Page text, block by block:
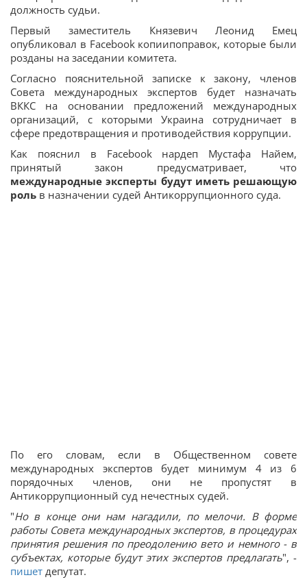
должность судьи.
Первый заместитель Князевич Леонид Емец
опубликовал в Facebook копиипоправок, которые были
розданы на заседании комитета.
Согласно пояснительной записке к закону, членов
Совета международных экспертов будет назначать
ВККС на основании предложений международных
организаций, с которыми Украина сотрудничает в
сфере предотвращения и противодействия коррупции.
Как пояснил в Facebook нардеп Мустафа Найем,
принятый закон предусматривает, что
международные эксперты будут иметь решающую
роль в назначении судей Антикоррупционного суда.
По его словам, если в Общественном совете
международных экспертов будет минимум 4 из 6
порядочных членов, они не пропустят в
Антикоррупционный суд нечестных судей.
"Но в конце они нам нагадили, по мелочи. В форме
работы Совета международных экспертов, в процедурах
принятия решения по преодолению вето и немного - в
субъектах, которые будут этих экспертов предлагать", -
пишет депутат.